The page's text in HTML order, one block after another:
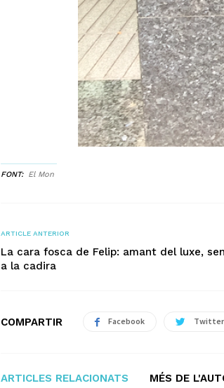
FONT El Mon
ARTICLE ANTERIOR
La cara fosca de Felip: amant del luxe,
a la cadira
COMPARTIR Facebook Twitter
ARTICLES RELACIONATS MÉS DE